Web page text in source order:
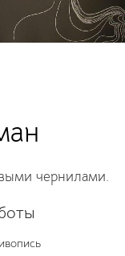
чернилами.